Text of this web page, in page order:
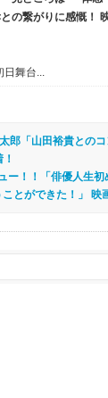
の繋がりに感慨！
日舞台...
郎「山田裕貴との
ー！！「俳優人生
とができた！」 映